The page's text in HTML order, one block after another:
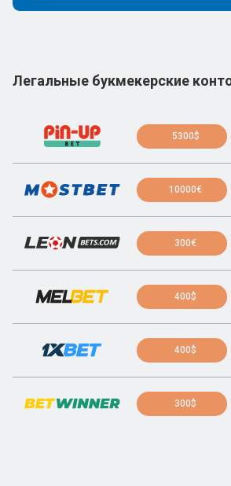
Легальные букмекерские
5300$
10000€
300€
400$
400$
300$